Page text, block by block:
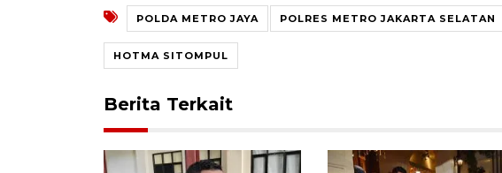
POLDA METRO JAYA POLRES METRO JAKARTA SELATAN
HOTMA SITOMPUL
Berita Terkait